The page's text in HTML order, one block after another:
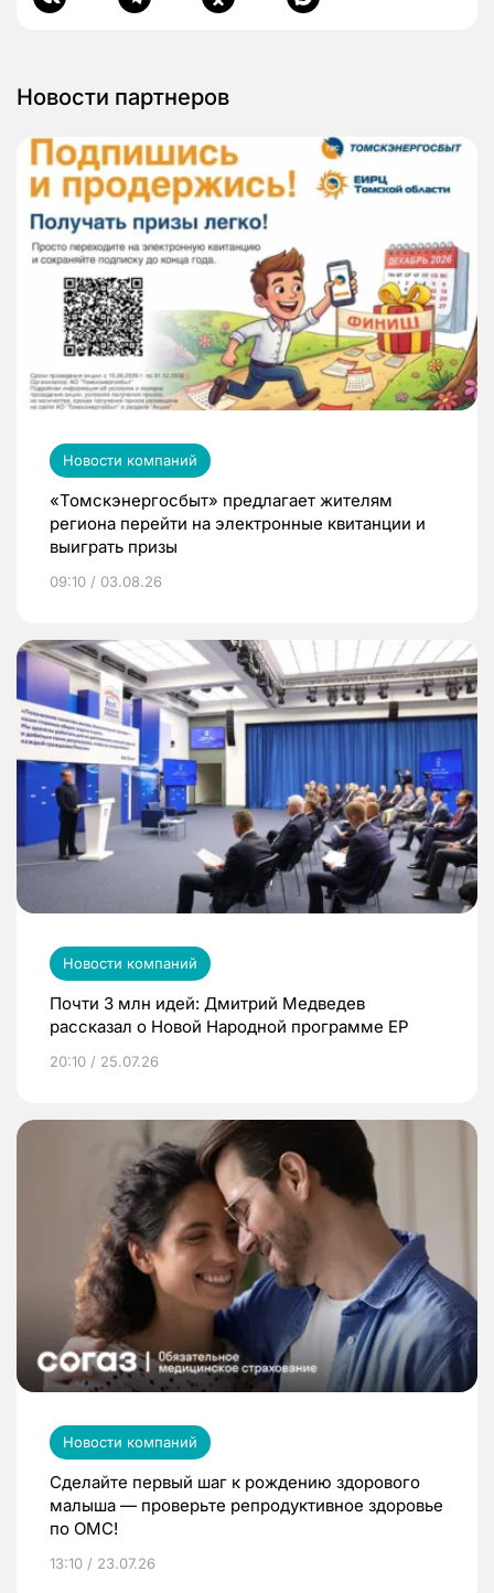
Новости партнеров
Новости компаний
«Томскэнергосбыт» предлагает жителям
региона перейти на электронные квитанции и
выиграть призы
09:10 / 03.08.26
Новости компаний
Почти 3 млн идей: Дмитрий Медведев
рассказал о Новой Народной программе ЕР
20:10 / 25.07.26
Новости компаний
Сделайте первый шаг к рождению здорового
малыша — проверьте репродуктивное здоровье
по ОМС!
13:10 / 23.07.26